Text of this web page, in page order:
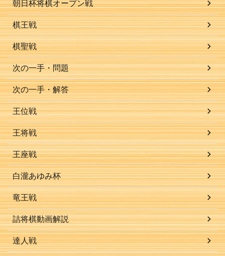
朝日杯将棋オープン戦
棋王戦
棋聖戦
次の一手・問題
次の一手・解答
王位戦
王将戦
王座戦
白瀧あゆみ杯
竜王戦
詰将棋動画解説
達人戦